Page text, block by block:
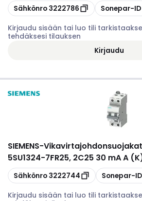
Kopioi
Sähkönro 3222786 Kopioi
Sonepar-ID
Kirjaudu sisään tai luo tili
tehdäksesi tilauksen
Kirjaudu
SIEMENS-
5SU1324-7FR25, 2C25 30 mA A
Kopioi
Sähkönro 3222744 Kopioi
Sonepar-ID
Kirjaudu sisään tai luo tili